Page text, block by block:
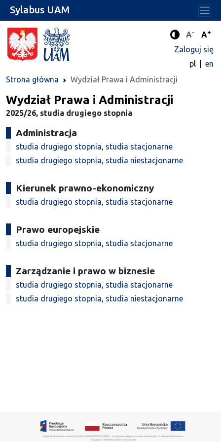
Tryb
A- A+
Zaloguj się
pl
en
Strona główna
Wydział Prawa i Administracji
Sylabus UAM
Wydział Prawa i Administracji
2025/26, studia drugiego stopnia
Administracja
studia drugiego stopnia, studia stacjonarne
studia drugiego stopnia, studia niestacjonarne
Kierunek prawno-ekonomiczny
studia drugiego stopnia, studia stacjonarne
Prawo europejskie
studia drugiego stopnia, studia stacjonarne
Zarządzanie i prawo w biznesie
studia drugiego stopnia, studia stacjonarne
studia drugiego stopnia, studia niestacjonarne